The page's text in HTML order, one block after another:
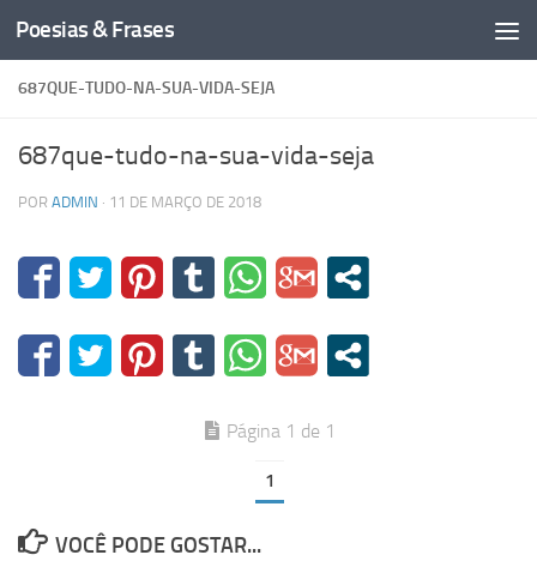
Skip to content
Poesias & Frases
687QUE-TUDO-NA-SUA-VIDA-SEJA
687que-tudo-na-sua-vida-seja
POR ADMIN · 11 DE MARÇO DE 2018
Página 1 de 1
1
VOCÊ PODE GOSTAR...